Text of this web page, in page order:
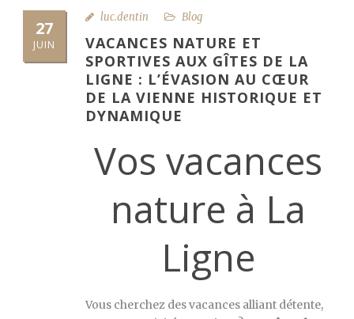
27
JUIN
luc.dentin Blog
VACANCES NATURE ET
SPORTIVES AUX GÎTES DE LA
LIGNE : L’ÉVASION AU CŒUR
DE LA VIENNE HISTORIQUE ET
DYNAMIQUE
Vos vacances
nature à La
Ligne
Vous cherchez des vacances alliant détente,